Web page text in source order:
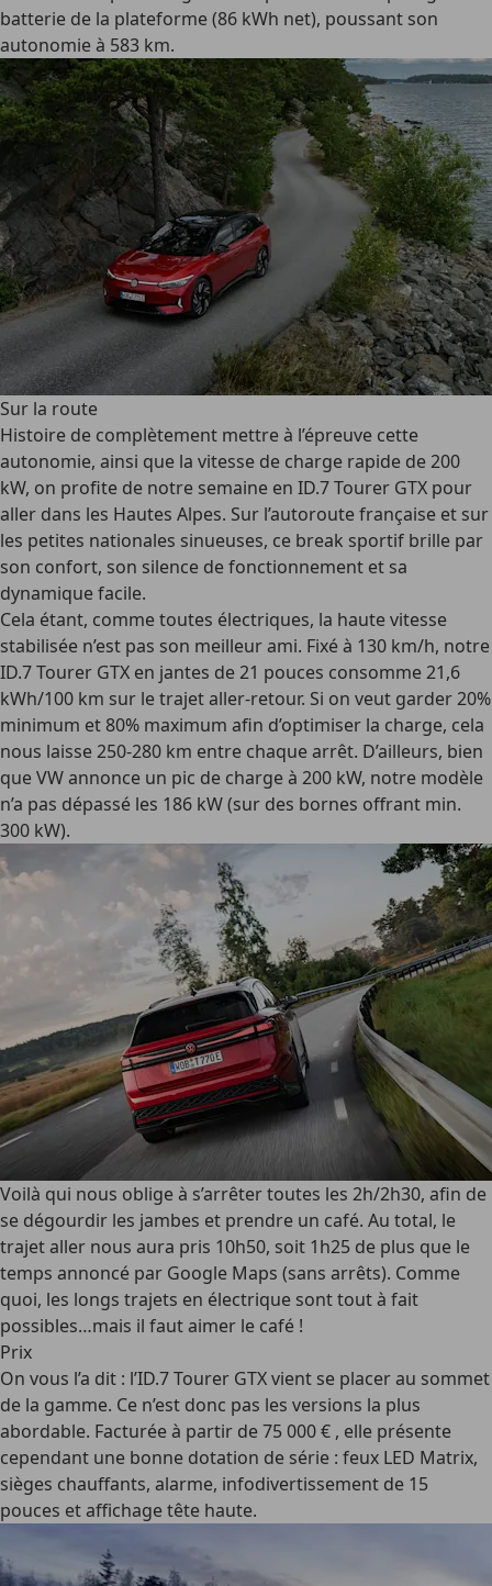
batterie de la plateforme (86 kWh net), poussant son
autonomie à 583 km.
Sur la route
Histoire de complètement mettre à l’épreuve cette
autonomie, ainsi que la vitesse de charge rapide de 200
kW, on profite de notre semaine en ID.7 Tourer GTX pour
aller dans les Hautes Alpes. Sur l’autoroute française et sur
les petites nationales sinueuses, ce break sportif brille par
son confort, son silence de fonctionnement et sa
dynamique facile.
Cela étant, comme toutes électriques, la haute vitesse
stabilisée n’est pas son meilleur ami. Fixé à 130 km/h, notre
ID.7 Tourer GTX en jantes de 21 pouces consomme 21,6
kWh/100 km sur le trajet aller-retour. Si on veut garder 20%
minimum et 80% maximum afin d’optimiser la charge, cela
nous laisse 250-280 km entre chaque arrêt. D’ailleurs, bien
que VW annonce un pic de charge à 200 kW, notre modèle
n’a pas dépassé les 186 kW (sur des bornes offrant min.
300 kW).
Voilà qui nous oblige à s’arrêter toutes les 2h/2h30, afin de
se dégourdir les jambes et prendre un café. Au total, le
trajet aller nous aura pris 10h50, soit 1h25 de plus que le
temps annoncé par Google Maps (sans arrêts). Comme
quoi, les longs trajets en électrique sont tout à fait
possibles…mais il faut aimer le café !
Prix
On vous l’a dit : l’ID.7 Tourer GTX vient se placer au sommet
de la gamme. Ce n’est donc pas les versions la plus
abordable. Facturée à partir de 75 000 € , elle présente
cependant une bonne dotation de série : feux LED Matrix,
sièges chauffants, alarme, infodivertissement de 15
pouces et affichage tête haute.